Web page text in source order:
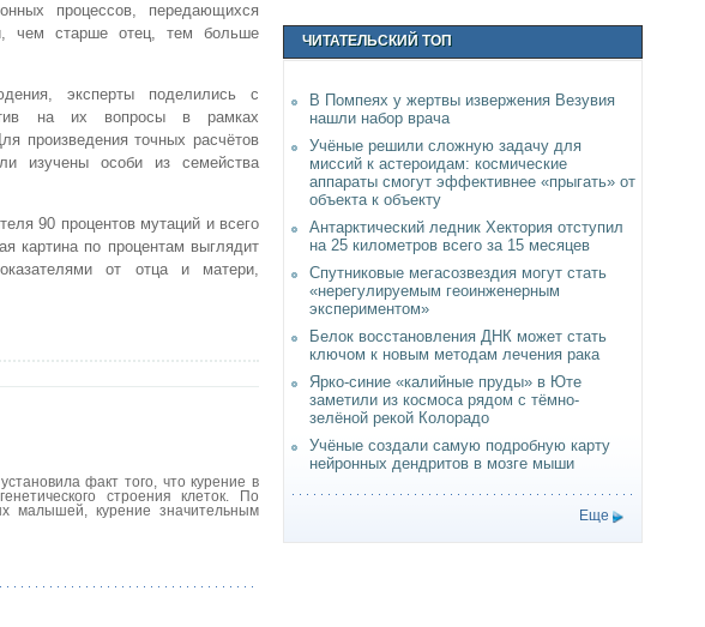
процессов, передающихся
чем старше отец, тем больше
эксперты поделились с
на их вопросы в рамках
произведения точных расчётов
изучены особи из семейства
90 процентов мутаций и всего
картина по процентам выглядит
от отца и матери,
факт того, что курение в
строения клеток. По
малышей, курение значительным
ЧИТАТЕЛЬСКИЙ ТОП
В Помпеях у жертвы извержения Везувия
нашли набор врача
Учёные решили сложную задачу для
миссий к астероидам: космические
аппараты смогут эффективнее «прыгать» от
объекта к объекту
Антарктический ледник Хектория отступил
на 25 километров всего за 15 месяцев
Спутниковые мегасозвездия могут стать
«нерегулируемым геоинженерным
экспериментом»
Белок восстановления ДНК может стать
ключом к новым методам лечения рака
Ярко-синие «калийные пруды» в Юте
заметили из космоса рядом с тёмно-
зелёной рекой Колорадо
Учёные создали самую подробную карту
нейронных дендритов в мозге мыши
Еще